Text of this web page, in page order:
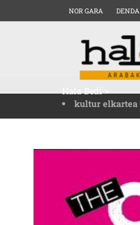
NOR GARA DENDA
Hala Bedi>
kultur elkartea